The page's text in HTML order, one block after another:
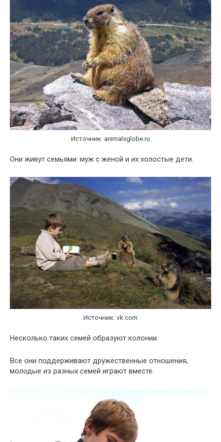
Источник: animalsglobe.ru
Они живут семьями: муж с женой и их холостые дети.
Источник: vk.com
Несколько таких семей образуют колонии.
Все они поддерживают дружественные отношения,
молодые из разных семей играют вместе.